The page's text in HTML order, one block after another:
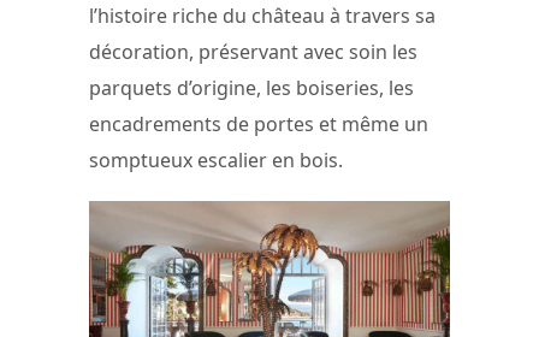
l’histoire riche du château à travers sa
décoration, préservant avec soin les
parquets d’origine, les boiseries, les
encadrements de portes et même un
somptueux escalier en bois.